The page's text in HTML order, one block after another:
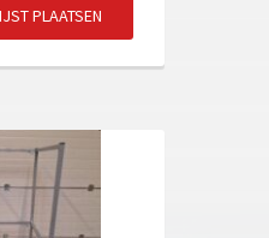
PLAATSEN